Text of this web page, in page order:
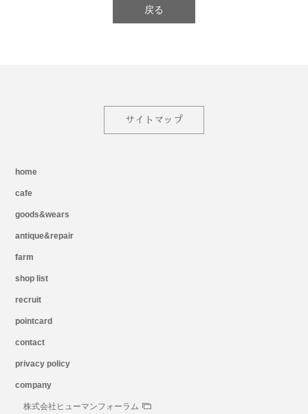
戻る
サイトマップ
home
cafe
goods&wears
antique&repair
farm
shop list
recruit
pointcard
contact
privacy policy
company
株式会社ヒューマンフォーラム